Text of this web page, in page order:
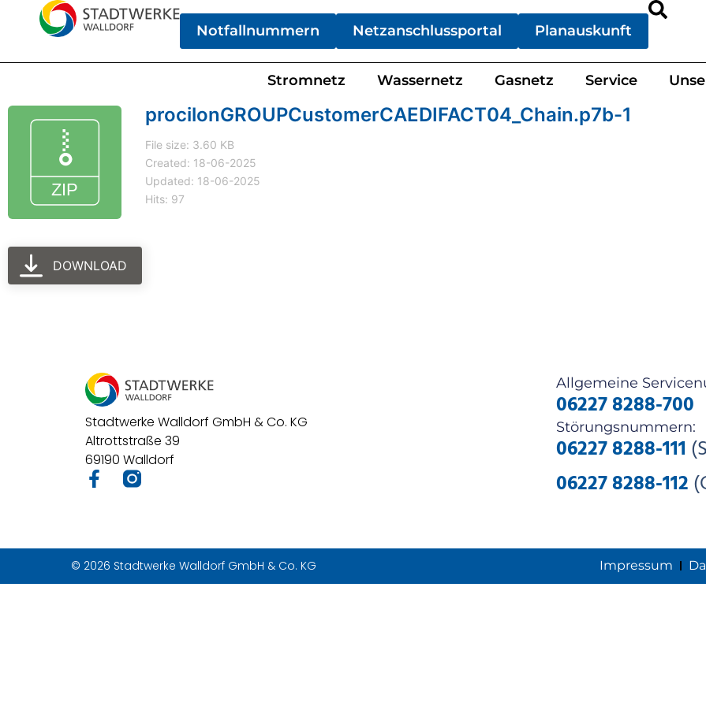
Notfallnummern Netzanschlussportal Planauskunft
Stromnetz Wassernetz Gasnetz Service
procilonGROUPCustomerCAEDIFACT04_Chain.p7b-1
File size: 3.60 KB
Created: 18-06-2025
Updated: 18-06-2025
Hits: 97
DOWNLOAD
Stadtwerke Walldorf GmbH & Co. KG
Altrottstraße 39
69190 Walldorf
Allgemeine
06227 8288-700
Störungsnummern:
06227 8288-111
06227 8288-112
© 2026 Stadtwerke Walldorf GmbH & Co. KG Impressum